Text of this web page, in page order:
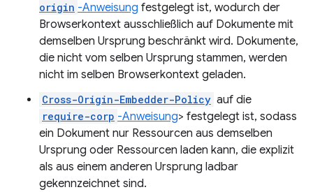
origin -Anweisung festgelegt ist, wodurch der
Browserkontext ausschließlich auf Dokumente mit
demselben Ursprung beschränkt wird. Dokumente,
die nicht vom selben Ursprung stammen, werden
nicht im selben Browserkontext geladen.
Cross-Origin-Embedder-Policy auf die
require-corp -Anweisung> festgelegt ist, sodass
ein Dokument nur Ressourcen aus demselben
Ursprung oder Ressourcen laden kann, die explizit
als aus einem anderen Ursprung ladbar
gekennzeichnet sind.